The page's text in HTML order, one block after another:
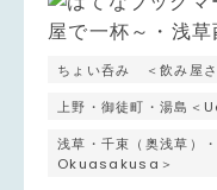
ちょい呑み ＜飲み屋さ
上野・御徒町・湯島
浅草・千束（奥浅草
Okuasakusa＞